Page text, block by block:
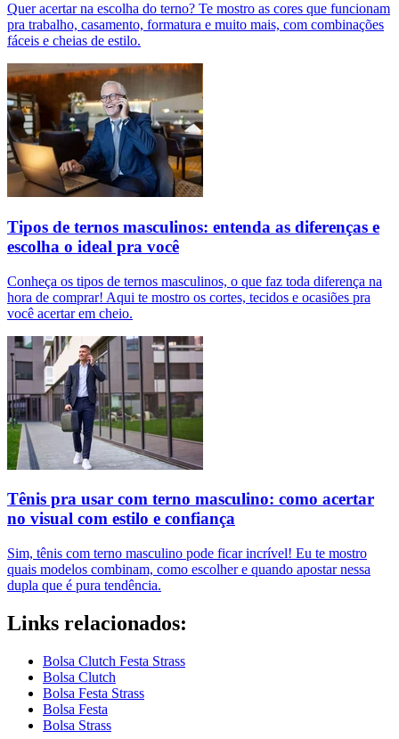
Quer acertar na escolha do terno? Te mostro as cores que funcionam
pra trabalho, casamento, formatura e muito mais, com combinações
fáceis e cheias de estilo.
Tipos de ternos masculinos: entenda as diferenças e
escolha o ideal pra você
Conheça os tipos de ternos masculinos, o que faz toda diferença na
hora de comprar! Aqui te mostro os cortes, tecidos e ocasiões pra
você acertar em cheio.
Tênis pra usar com terno masculino: como acertar
no visual com estilo e confiança
Sim, tênis com terno masculino pode ficar incrível! Eu te mostro
quais modelos combinam, como escolher e quando apostar nessa
dupla que é pura tendência.
Links relacionados:
Bolsa Clutch Festa Strass
Bolsa Clutch
Bolsa Festa Strass
Bolsa Festa
Bolsa Strass